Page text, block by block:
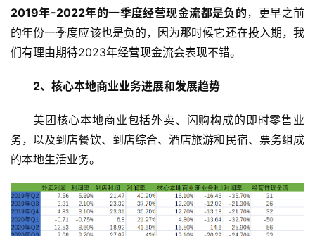
2019年-2022年的一季度经营现金流都是负的，更早之前
的年份一季度应该也是负的，因为那时候它还在投入期，我
们有理由期待2023年经营现金流会表现不错。
2、核心本地商业业务进展和发展趋势
美团核心本地商业包括外卖、闪购构成的即时零售业
务，以及到店餐饮、到店综合、酒店旅游和民宿、票务组成
的本地生活业务。